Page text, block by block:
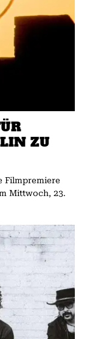
ZU
Filmpremiere
Mittwoch, 23.